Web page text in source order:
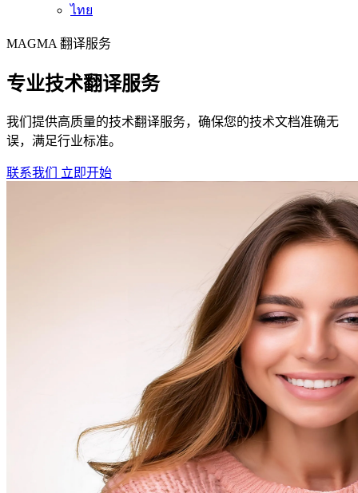
ไทย
MAGMA 翻译服务
专业技术翻译服务
我们提供高质量的技术翻译服务，确保您的技术文档准确无
误，满足行业标准。
联系我们 立即开始